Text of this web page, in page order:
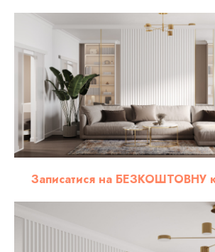
Записатися на БЕЗКОШТОВНУ